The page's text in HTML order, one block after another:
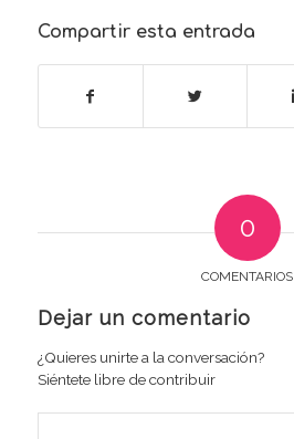
Compartir esta entrada
0
COMENTARIOS
Dejar un comentario
¿Quieres unirte a la conversación?
Siéntete libre de contribuir